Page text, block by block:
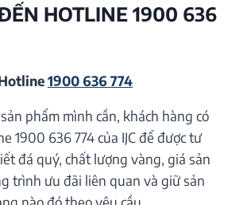
HOTLINE 1900 636
1900 636 774
phẩm mình cần, khách hàng có
1900 636 774 của IJC để được tư
đá quý, chất lượng vàng, giá sản
trình ưu đãi liên quan và giữ sản